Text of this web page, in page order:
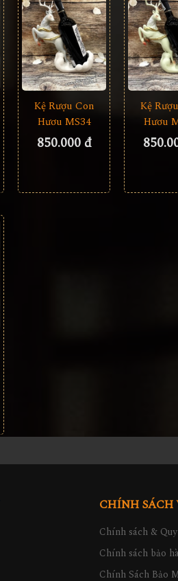
Kệ Rượu Con
Hươu MS34
850.000 đ
Kệ
Hươu
CHÍNH
Chính sách &
Chính sách bảo
Chính Sách Bảo